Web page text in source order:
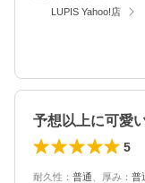
LUPIS Yahoo!店
5
耐久性 ： 普通 厚み ： 普